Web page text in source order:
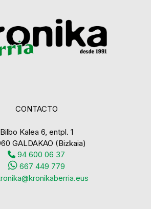
CONTACTO
Bilbo Kalea 6, entpl. 1
GALDAKAO (Bizkaia)
94 600 06 37
667 449 779